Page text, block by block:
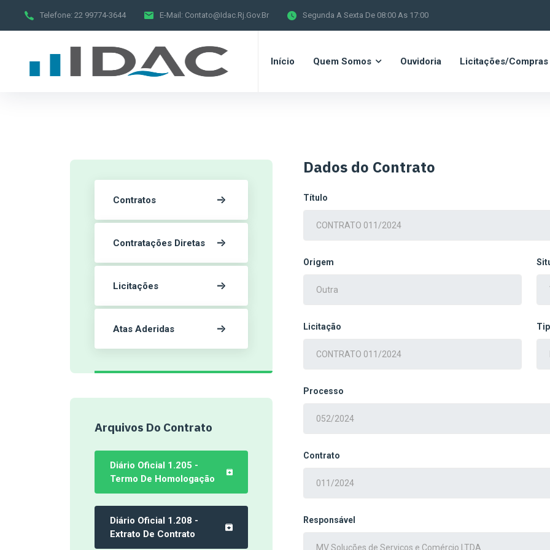
Telefone: 22 99774-3644 E-Mail: Contato@idac.rj.gov.br Segunda A Sexta De 08:00 As 17:00
Início Quem Somos Ouvidoria Licitações/Compras
Contratos
Contratações Diretas
Licitações
Atas Aderidas
Arquivos Do Contrato
Diário Oficial 1.205 -
Termo De Homologação
Diário Oficial 1.208 -
Extrato De Contrato
Dados do Contrato
Título
Origem
Licitação
Processo
Contrato
Responsável